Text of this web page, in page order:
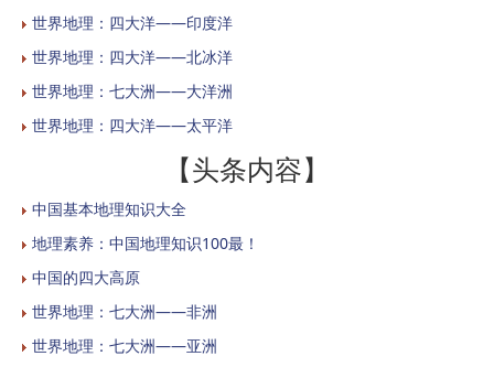
世界地理：四大洋——印度洋
世界地理：四大洋——北冰洋
世界地理：七大洲——大洋洲
世界地理：四大洋——太平洋
【头条内容】
中国基本地理知识大全
地理素养：中国地理知识100最！
中国的四大高原
世界地理：七大洲——非洲
世界地理：七大洲——亚洲